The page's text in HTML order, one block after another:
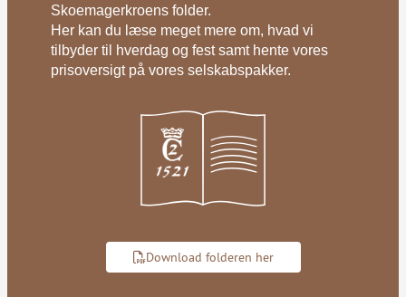
Skoemagerkroens folder.
Her kan du læse meget mere om, hvad vi
tilbyder til hverdag og fest samt hente vores
prisoversigt på vores selskabspakker.
Download folderen her